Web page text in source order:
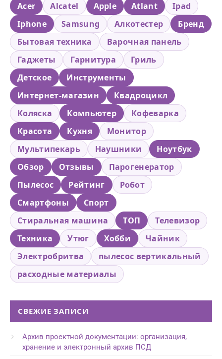
Acer Alcatel Apple Atlant
Ipad
Iphone
Samsung Алкотестер
Бренд
Бытовая техника
Варочная панель
Гаджеты
Гарнитура
Гриль
Детское
Инструменты
Интернет-магазин
Квадроцикл
Коляска
Компьютер
Кофеварка
Красота
Кухня
Монитор
Мультипекарь
Наушники
Ноутбук
Обзор
Отзывы
Парогенератор
Пылесос
Рейтинг
Робот
Смартфоны
Спорт
Стиральная машина
ТОП
Телевизор
Техника
Утюг Хобби
Чайник
Электробритва
пылесос вертикальный
расходные материалы
СВЕЖИЕ ЗАПИСИ
Архив проектной документации: организация,
хранение и электронный архив ПСД